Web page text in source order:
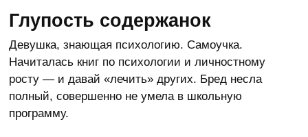
Глупость содержанок
Девушка, знающая психологию. Самоучка.
Начиталась книг по психологии и личностному
росту — и давай «лечить» других. Бред несла
полный, совершенно не умела в школьную
программу.